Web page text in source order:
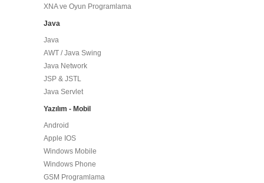
XNA ve Oyun Programlama
Java
Java
AWT / Java Swing
Java Network
JSP & JSTL
Java Servlet
Yazılım - Mobil
Android
Apple IOS
Windows Mobile
Windows Phone
GSM Programlama